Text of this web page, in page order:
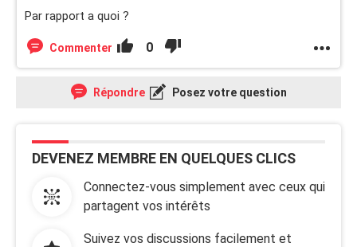
Par rapport a quoi ?
Commenter 0
Répondre Posez votre question
DEVENEZ MEMBRE EN QUELQUES CLICS
Connectez-vous simplement avec ceux qui
partagent vos intérêts
Suivez vos discussions facilement et